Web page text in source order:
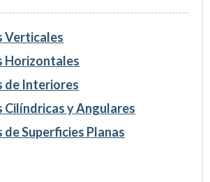
Verticales
Horizontales
de Interiores
y Angulares
Superficies Planas